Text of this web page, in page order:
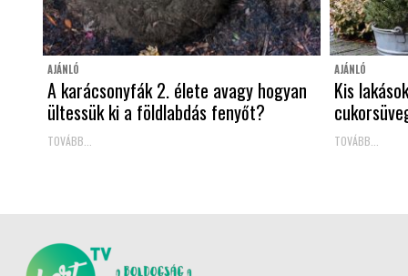
AJÁNLÓ
A karácsonyfák 2. élete avagy hogyan
ültessük ki a földlabdás fenyőt?
TOVÁBB...
AJÁNLÓ
Kis
TOVÁBB...